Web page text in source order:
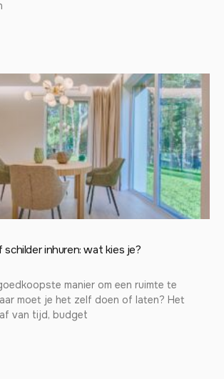
inhuren: wat kies je?
manier om een ruimte te
moet je het zelf doen of laten? Het
van tijd, budget